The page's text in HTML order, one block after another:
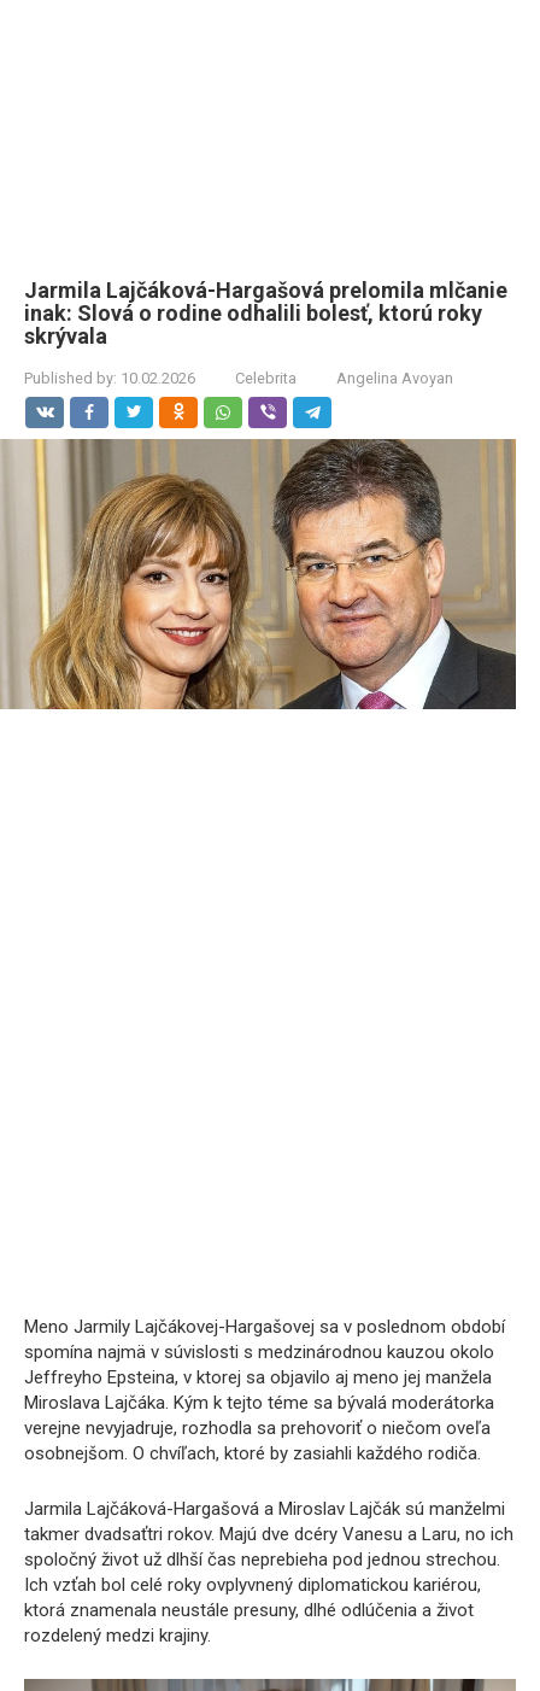
Jarmila Lajčáková-Hargašová prelomila mlčanie
inak: Slová o rodine odhalili bolesť, ktorú roky
skrývala
Published by: 10.02.2026 Celebrita Angelina Avoyan
Meno Jarmily Lajčákovej-Hargašovej sa v poslednom období
spomína najmä v súvislosti s medzinárodnou kauzou okolo
Jeffreyho Epsteina, v ktorej sa objavilo aj meno jej manžela
Miroslava Lajčáka. Kým k tejto téme sa bývalá moderátorka
verejne nevyjadruje, rozhodla sa prehovoriť o niečom oveľa
osobnejšom. O chvíľach, ktoré by zasiahli každého rodiča.
Jarmila Lajčáková-Hargašová a Miroslav Lajčák sú manželmi
takmer dvadsaťtri rokov. Majú dve dcéry Vanesu a Laru, no ich
spoločný život už dlhší čas neprebieha pod jednou strechou.
Ich vzťah bol celé roky ovplyvnený diplomatickou kariérou,
ktorá znamenala neustále presuny, dlhé odlúčenia a život
rozdelený medzi krajiny.